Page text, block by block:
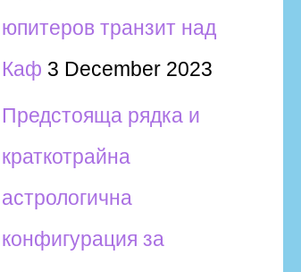
юпитеров транзит над
Каф 3 December 2023
Предстояща рядка и
краткотрайна
астрологична
конфигурация за